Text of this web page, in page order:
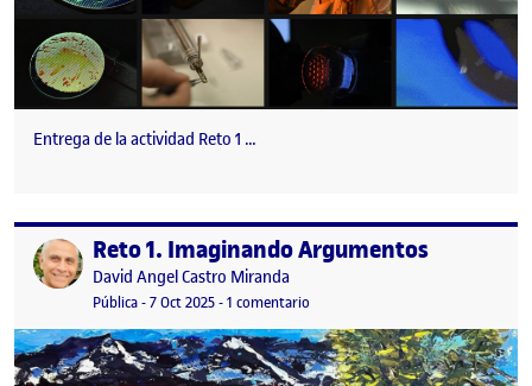
Entrega de la actividad Reto 1 …
Publicado porReto 1. Imaginando Argumentos
Publicado por
David Angel Castro Miranda
Visibilidad:
Pública-Fecha de publicación
7 Oct 202510 octubre, 2025 12:03 pm
-1 comentario